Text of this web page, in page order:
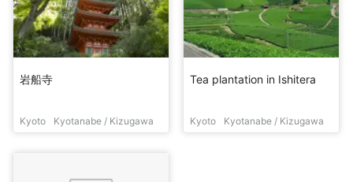
岩船寺
Kyoto Kyotanabe / Kizugawa
Tea plantation in Ishitera
Kyoto Kyotanabe / Kizugawa